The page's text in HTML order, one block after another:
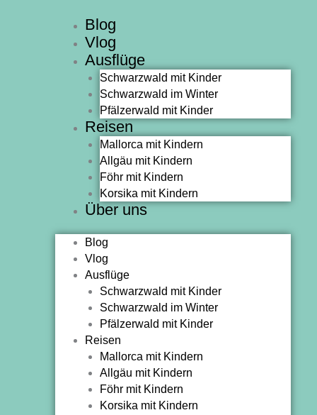
Blog
Vlog
Ausflüge
Schwarzwald mit Kinder
Schwarzwald im Winter
Pfälzerwald mit Kinder
Reisen
Mallorca mit Kindern
Allgäu mit Kindern
Föhr mit Kindern
Korsika mit Kindern
Über uns
Blog
Vlog
Ausflüge
Schwarzwald mit Kinder
Schwarzwald im Winter
Pfälzerwald mit Kinder
Reisen
Mallorca mit Kindern
Allgäu mit Kindern
Föhr mit Kindern
Korsika mit Kindern